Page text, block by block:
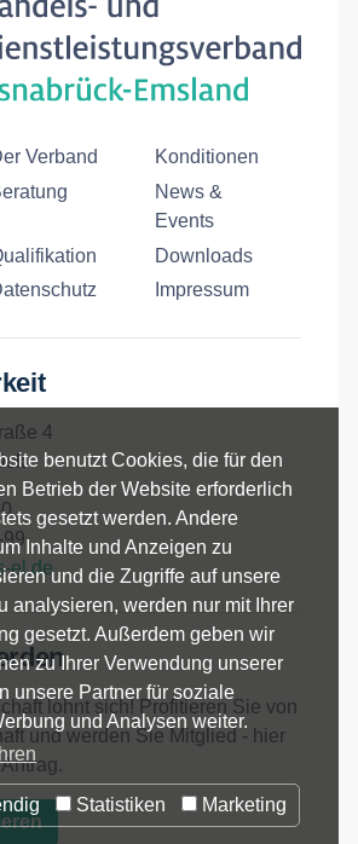
benutzt Cookies, die für den
Betrieb der Website erforderlich
gesetzt werden. Andere
Inhalte und Anzeigen zu
und die Zugriffe auf unsere
analysieren, werden nur mit Ihrer
gesetzt. Außerdem geben wir
zu Ihrer Verwendung unserer
unsere Partner für soziale
und Analysen weiter.
Statistiken Marketing
Verband
Konditionen
News &
Events
Downloads
Impressum
4
el.de
lohnt sich! Profitieren Sie von
und werden Sie Mitglied - hier